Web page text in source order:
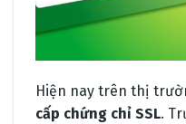
Hiện nay trên thị
cấp chứng chỉ SSL.